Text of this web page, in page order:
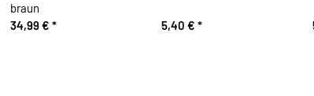
braun
34,99 € * 5,40 € *